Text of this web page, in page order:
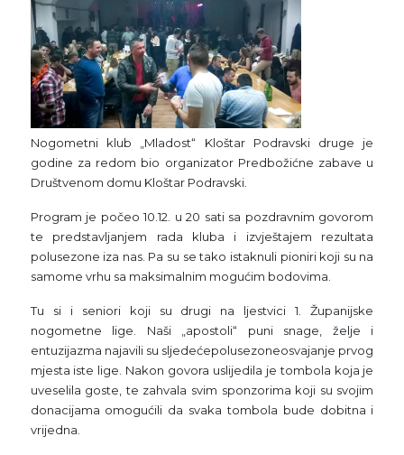
Nogometni klub „Mladost“ Kloštar Podravski druge je
godine za redom bio organizator Predbožićne zabave u
Društvenom domu Kloštar Podravski.
Program je počeo 10.12. u 20 sati sa pozdravnim govorom
te predstavljanjem rada kluba i izvještajem rezultata
polusezone iza nas. Pa su se tako istaknuli pioniri koji su na
samome vrhu sa maksimalnim mogućim bodovima.
Tu si i seniori koji su drugi na ljestvici 1. Županijske
nogometne lige. Naši „apostoli“ puni snage, želje i
entuzijazma najavili su sljedećepolusezoneosvajanje prvog
mjesta iste lige. Nakon govora uslijedila je tombola koja je
uveselila goste, te zahvala svim sponzorima koji su svojim
donacijama omogućili da svaka tombola bude dobitna i
vrijedna.